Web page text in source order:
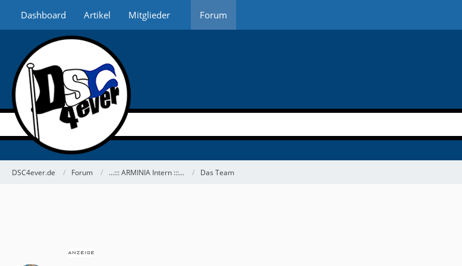
Dashboard Artikel Mitglieder Forum
DSC4ever.de Forum ...::: ARMINIA Intern :::... Das Team